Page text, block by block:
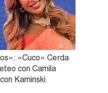
«Cuco» Cerda
con Camila
Kaminski